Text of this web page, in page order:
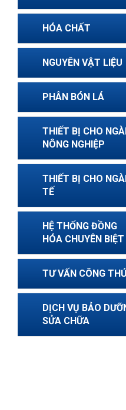
HÓA CHẤT
NGUYÊN VẬT LIỆU
PHÂN BÓN LÁ
THIẾT BỊ CHO
NÔNG NGHIỆP
THIẾT BỊ CHO
TẾ
HỆ THỐNG ĐỒNG
HÓA CHUYÊN BIỆT
TƯ VẤN CÔNG
DỊCH VỤ BẢO
SỬA CHỮA